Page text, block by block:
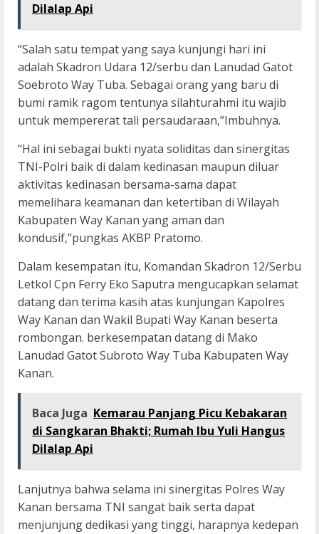
Dilalap Api
“Salah satu tempat yang saya kunjungi hari ini
adalah Skadron Udara 12/serbu dan Lanudad Gatot
Soebroto Way Tuba. Sebagai orang yang baru di
bumi ramik ragom tentunya silahturahmi itu wajib
untuk mempererat tali persaudaraan,”Imbuhnya.
“Hal ini sebagai bukti nyata soliditas dan sinergitas
TNI-Polri baik di dalam kedinasan maupun diluar
aktivitas kedinasan bersama-sama dapat
memelihara keamanan dan ketertiban di Wilayah
Kabupaten Way Kanan yang aman dan
kondusif,”pungkas AKBP Pratomo.
Dalam kesempatan itu, Komandan Skadron 12/Serbu
Letkol Cpn Ferry Eko Saputra mengucapkan selamat
datang dan terima kasih atas kunjungan Kapolres
Way Kanan dan Wakil Bupati Way Kanan beserta
rombongan. berkesempatan datang di Mako
Lanudad Gatot Subroto Way Tuba Kabupaten Way
Kanan.
Baca Juga Kemarau Panjang Picu Kebakaran
di Sangkaran Bhakti; Rumah Ibu Yuli Hangus
Dilalap Api
Lanjutnya bahwa selama ini sinergitas Polres Way
Kanan bersama TNI sangat baik serta dapat
menjunjung dedikasi yang tinggi, harapnya kedepan